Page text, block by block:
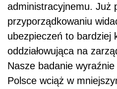
administracyjnemu. Już
przyporządkowaniu
ubezpieczeń to bardziej
oddziałowująca na
Nasze badanie
Polsce wciąż w